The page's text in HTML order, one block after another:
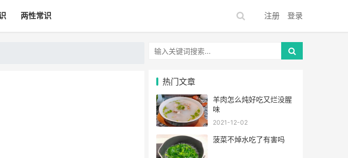
两性常识 注册 登录
热门文章
羊肉怎么炖好吃又烂没腥
味
2021-12-02
菠菜不焯水吃了有害吗